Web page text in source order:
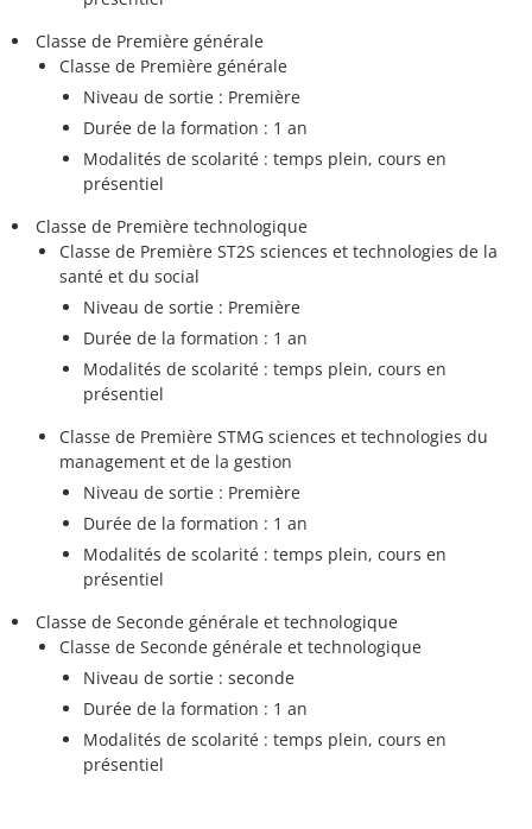
Classe de Première générale
Classe de Première générale
Niveau de sortie : Première
Durée de la formation : 1 an
Modalités de scolarité : temps plein, cours en
présentiel
Classe de Première technologique
Classe de Première ST2S sciences et technologies de la
santé et du social
Niveau de sortie : Première
Durée de la formation : 1 an
Modalités de scolarité : temps plein, cours en
présentiel
Classe de Première STMG sciences et technologies du
management et de la gestion
Niveau de sortie : Première
Durée de la formation : 1 an
Modalités de scolarité : temps plein, cours en
présentiel
Classe de Seconde générale et technologique
Classe de Seconde générale et technologique
Niveau de sortie : seconde
Durée de la formation : 1 an
Modalités de scolarité : temps plein, cours en
présentiel